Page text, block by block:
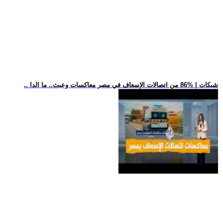
.. شبكات | %86 من اتصالات الإسعاف في مصر معاكسات وعبث.. ما الدا